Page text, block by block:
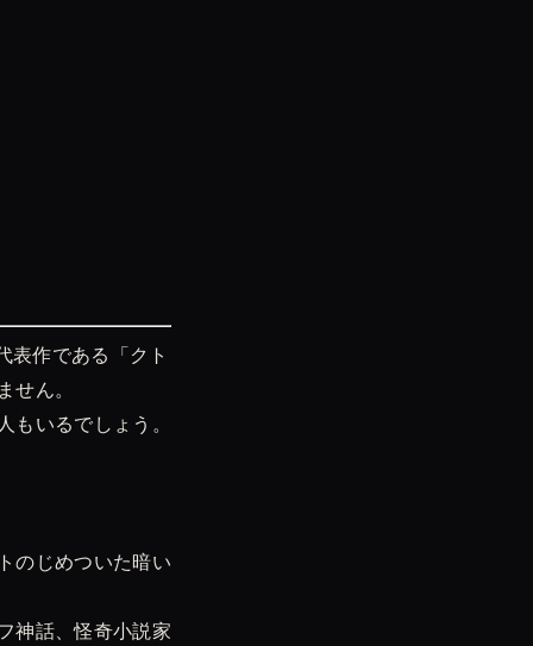
表作である「クト
ん。
いるでしょう。
のじめついた暗い
神話、怪奇小説家